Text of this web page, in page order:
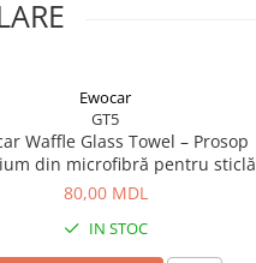
Ewocar
GT5
Waffle Glass Towel – Prosop
din microfibră pentru sticlă
fără urme
80,00 MDL
IN STOC